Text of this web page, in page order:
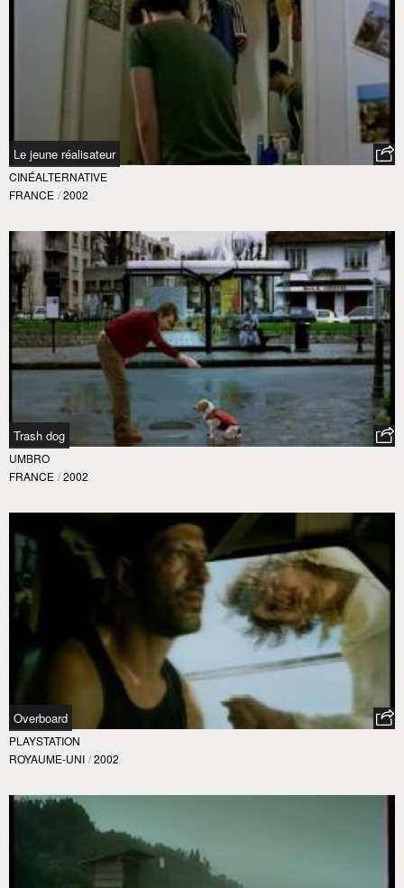
Le jeune réalisateur
CINÉALTERNATIVE
FRANCE / 2002
Trash dog
UMBRO
FRANCE / 2002
Overboard
PLAYSTATION
ROYAUME-UNI / 2002